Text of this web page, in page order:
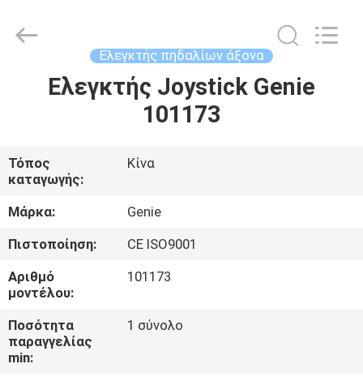
ΣΠΊΤΙ
ΒΊΝΤΕΟ
ΠΕΡΊΠΟΥ
ΕΜΕΊΣ
ΓΎΡΟΣ
ΕΡΓΟΣΤΑΣΊΩΝ
Ελεγκτής πηδαλίων άξονα
Ελεγκτής Joystick Genie
101173
Τόπος
καταγωγής:
Κίνα
Μάρκα:
Genie
Πιστοποίηση:
CE ISO9001
Αριθμό
μοντέλου:
101173
Ποσότητα
παραγγελίας
min:
1 σύνολο